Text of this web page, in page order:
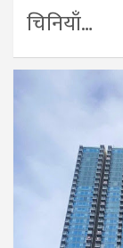
चिनियाँ…